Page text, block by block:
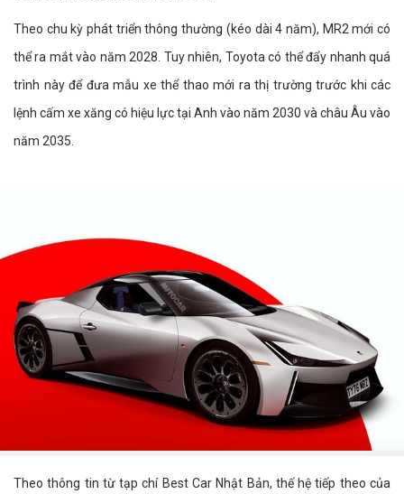
Theo chu kỳ phát triển thông thường (kéo dài 4 năm), MR2 mới có
thể ra mắt vào năm 2028. Tuy nhiên, Toyota có thể đẩy nhanh quá
trình này để đưa mẫu xe thể thao mới ra thị trường trước khi các
lệnh cấm xe xăng có hiệu lực tại Anh vào năm 2030 và châu Âu vào
năm 2035.
Theo thông tin từ tạp chí Best Car Nhật Bản, thế hệ tiếp theo của